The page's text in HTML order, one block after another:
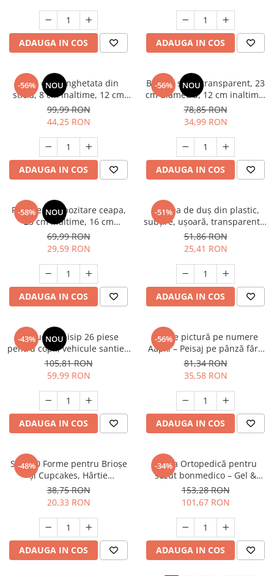
ADAUGA IN COS ADAUGA IN COS
-56% NOU
Set 6 cupe inghetata din
sticla, 8 cm inaltime, 12 cm
diametru, picior albastru,
desert, inghetata, fructe,
transparent
99,99 RON
44,25 RON
ADAUGA IN COS
-56% NOU
Bol din sticla transparent, 23
cm diametru, 12 cm inaltime,
bol servire salata, fructe,
desert, multifunctional
78,85 RON
34,99 RON
ADAUGA IN COS
-58% NOU
Recipient depozitare ceapa,
25 cm inaltime, 16 cm
diametru, capac, aerisire,
depozitare legume, bucatarie
69,99 RON
29,59 RON
ADAUGA IN COS
-51%
Perdea de duș din plastic,
subțire, ușoară, transparentă,
183x183cm
51,86 RON
25,41 RON
ADAUGA IN COS
-43% NOU
Set jucarii nisip 26 piese
pentru copii, vehicule santier,
galetusa pliabila, forme nisip,
sac depozitare
105,81 RON
59,99 RON
ADAUGA IN COS
-56%
Set de pictură pe numere
Aapxi – Peisaj pe pânză fără
cute, culori acrilice vibrante,
perfect pentru începători
81,34 RON
35,58 RON
ADAUGA IN COS
-48%
Set 300 Forme pentru Brioșe
și Cupcakes, Hârtie
Alimentară, maro, Rezistente
la Căldură
38,75 RON
20,33 RON
ADAUGA IN COS
-34%
Perna Ortopedică pentru
sezut bonmedico – Gel &
Spumă cu Memorie,
Antiescare, Universală, husa
detasabile, respirabila si
antialunecare, protectie zona
Lombara, Sciatica, Dureri de
sold, Hemoroizi, Ne
153,28 RON
101,67 RON
ADAUGA IN COS